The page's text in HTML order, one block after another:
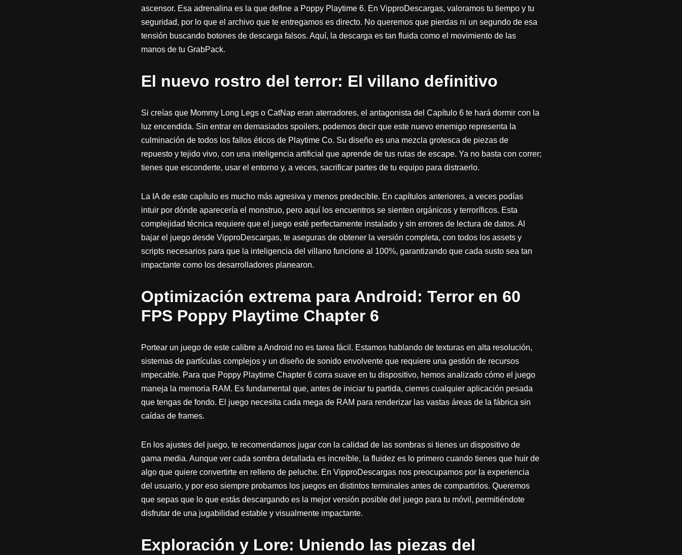
ascensor. Esa adrenalina es la que define a Poppy Playtime 6. En VipproDescargas, valoramos tu tiempo y tu
seguridad, por lo que el archivo que te entregamos es directo. No queremos que pierdas ni un segundo de esa
tensión buscando botones de descarga falsos. Aquí, la descarga es tan fluida como el movimiento de las
manos de tu GrabPack.
El nuevo rostro del terror: El villano definitivo
Si creías que Mommy Long Legs o CatNap eran aterradores, el antagonista del Capítulo 6 te hará dormir con la
luz encendida. Sin entrar en demasiados spoilers, podemos decir que este nuevo enemigo representa la
culminación de todos los fallos éticos de Playtime Co. Su diseño es una mezcla grotesca de piezas de
repuesto y tejido vivo, con una inteligencia artificial que aprende de tus rutas de escape. Ya no basta con correr;
tienes que esconderte, usar el entorno y, a veces, sacrificar partes de tu equipo para distraerlo.
La IA de este capítulo es mucho más agresiva y menos predecible. En capítulos anteriores, a veces podías
intuir por dónde aparecería el monstruo, pero aquí los encuentros se sienten orgánicos y terroríficos. Esta
complejidad técnica requiere que el juego esté perfectamente instalado y sin errores de lectura de datos. Al
bajar el juego desde VipproDescargas, te aseguras de obtener la versión completa, con todos los assets y
scripts necesarios para que la inteligencia del villano funcione al 100%, garantizando que cada susto sea tan
impactante como los desarrolladores planearon.
Optimización extrema para Android: Terror en 60
FPS Poppy Playtime Chapter 6
Portear un juego de este calibre a Android no es tarea fácil. Estamos hablando de texturas en alta resolución,
sistemas de partículas complejos y un diseño de sonido envolvente que requiere una gestión de recursos
impecable. Para que Poppy Playtime Chapter 6 corra suave en tu dispositivo, hemos analizado cómo el juego
maneja la memoria RAM. Es fundamental que, antes de iniciar tu partida, cierres cualquier aplicación pesada
que tengas de fondo. El juego necesita cada mega de RAM para renderizar las vastas áreas de la fábrica sin
caídas de frames.
En los ajustes del juego, te recomendamos jugar con la calidad de las sombras si tienes un dispositivo de
gama media. Aunque ver cada sombra detallada es increíble, la fluidez es lo primero cuando tienes que huir de
algo que quiere convertirte en relleno de peluche. En VipproDescargas nos preocupamos por la experiencia
del usuario, y por eso siempre probamos los juegos en distintos terminales antes de compartirlos. Queremos
que sepas que lo que estás descargando es la mejor versión posible del juego para tu móvil, permitiéndote
disfrutar de una jugabilidad estable y visualmente impactante.
Exploración y Lore: Uniendo las piezas del